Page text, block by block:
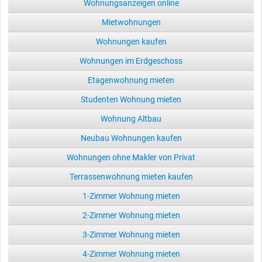
Wohnungsanzeigen online
Mietwohnungen
Wohnungen kaufen
Wohnungen im Erdgeschoss
Etagenwohnung mieten
Studenten Wohnung mieten
Wohnung Altbau
Neubau Wohnungen kaufen
Wohnungen ohne Makler von Privat
Terrassenwohnung mieten kaufen
1-Zimmer Wohnung mieten
2-Zimmer Wohnung mieten
3-Zimmer Wohnung mieten
4-Zimmer Wohnung mieten